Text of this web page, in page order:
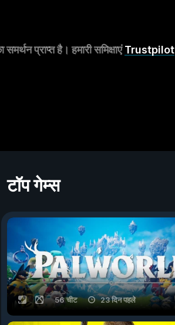
प्राप्त है। हमारी समिक्षाएंTrustpilot
टॉप गेम्स
56 चीट 23 दिन पहले